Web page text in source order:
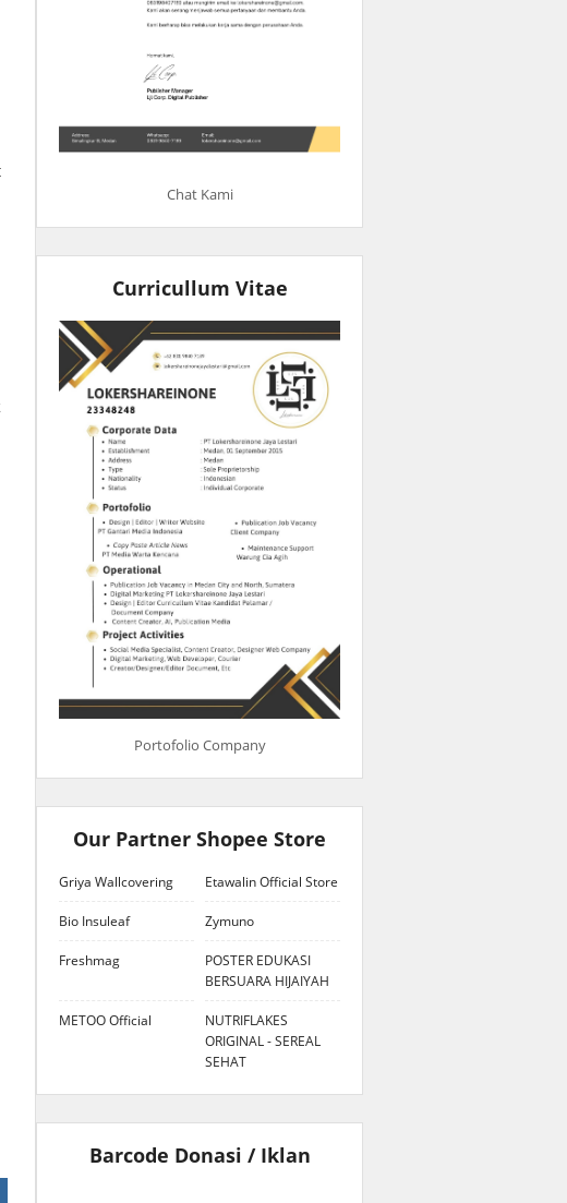
Chat Kami
Curricullum Vitae
Portofolio Company
Our Partner Shopee Store
Griya Wallcovering Etawalin Official Store
Bio Insuleaf Zymuno
Freshmag
POSTER EDUKASI
BERSUARA HIJAIYAH
METOO Official
NUTRIFLAKES
ORIGINAL - SEREAL
SEHAT
Barcode Donasi / Iklan